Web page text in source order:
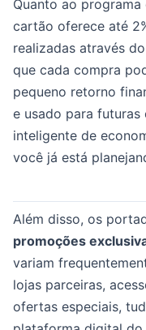
Quanto ao programa
cartão oferece até
realizadas através
que cada compra
pequeno retorno
e usado para futuras
inteligente de
você já está
Além disso, os
promoções
variam
lojas parceiras,
ofertas especiais,